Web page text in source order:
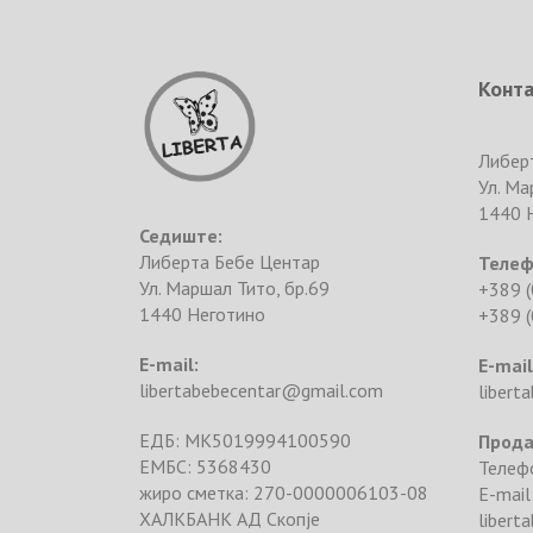
Седиште:
Либерта Бебе Центар
Ул. Маршал Тито, бр.69
1440 Неготино
E-mail:
libertabebecentar@gmail.com
ЕДБ: MK5019994100590
ЕМБС: 5368430
жиро сметка: 270-0000006103-08
ХАЛКБАНК АД Скопје
Ул.
1440
+389
+389
E-
E-